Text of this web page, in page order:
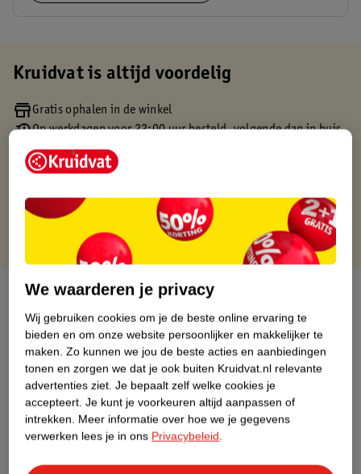
Kruidvat is altijd voordelig
Gratis ophalen in de winkel
Op werkdagen voor 22:00 uur besteld, volgende dag in huis
Gratis thuisbezorgd vanaf 50.00
Gratis retourneren binnen 30 dagen
Over dit product
Productinformatie
Etiketinformatie
Nature Impact Score
Impact Score.
We waarderen je privacy
Wij gebruiken cookies om je de beste online ervaring te
bieden en om onze website persoonlijker en makkelijker te
maken. Zo kunnen we jou de beste acties en aanbiedingen
tonen en zorgen we dat je ook buiten Kruidvat.nl relevante
advertenties ziet. Je bepaalt zelf welke cookies je
accepteert. Je kunt je voorkeuren altijd aanpassen of
intrekken. Meer informatie over hoe we je gegevens
verwerken lees je in ons Privacybeleid.